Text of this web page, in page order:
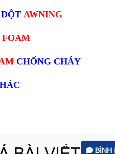
AWNING
FOAM
CHỐNG CHÁY
BÌNH